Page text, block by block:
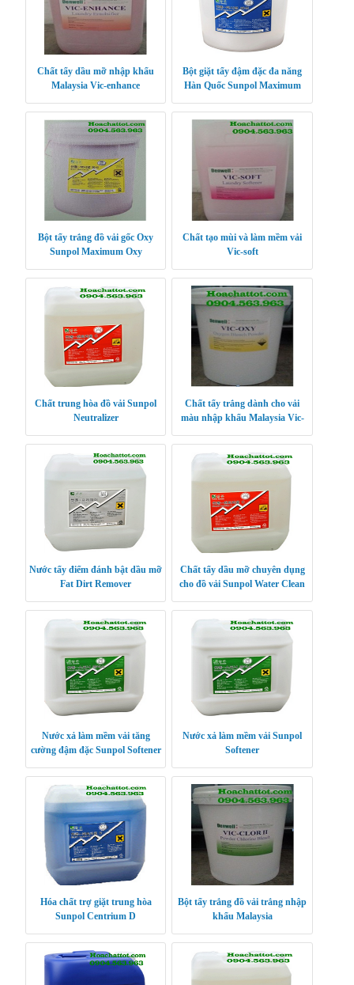
Chất tẩy dầu mỡ nhập khẩu
Malaysia Vic-enhance
Bột giặt tẩy đậm đặc đa năng
Hàn Quốc Sunpol Maximum
Bột tẩy trắng đồ vải gốc Oxy
Sunpol Maximum Oxy
Chất tạo mùi và làm mềm vải
Vic-soft
Chất trung hòa đồ vải Sunpol
Neutralizer
Chất tẩy trắng dành cho vải
màu nhập khẩu Malaysia Vic-
Nước tẩy điểm đánh bật dầu mỡ
Fat Dirt Remover
Chất tẩy dầu mỡ chuyên dụng
cho đồ vải Sunpol Water Clean
Nước xả làm mềm vải tăng
cường đậm đặc Sunpol Softener
Nước xả làm mềm vải Sunpol
Softener
Hóa chất trợ giặt trung hòa
Sunpol Centrium D
Bột tẩy trắng đồ vải trắng nhập
khẩu Malaysia